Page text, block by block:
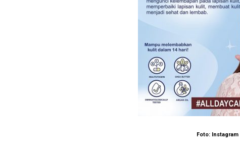
Foto: Instagram